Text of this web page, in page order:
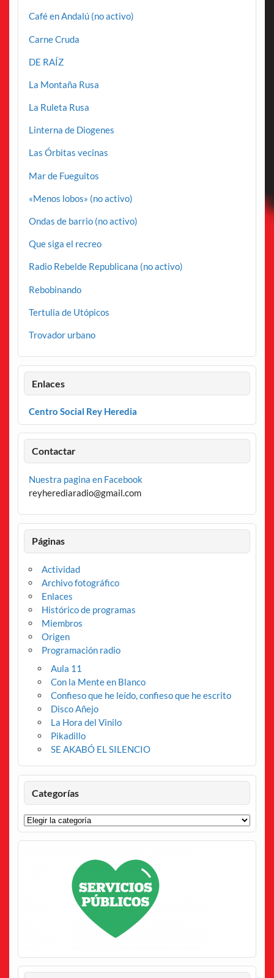
Café en Andalú (no activo)
Carne Cruda
DE RAÍZ
La Montaña Rusa
La Ruleta Rusa
Linterna de Diogenes
Las Órbitas vecinas
Mar de Fueguitos
«Menos lobos» (no activo)
Ondas de barrio (no activo)
Que siga el recreo
Radio Rebelde Republicana (no activo)
Rebobinando
Tertulia de Utópicos
Trovador urbano
Enlaces
Centro Social Rey Heredia
Contactar
Nuestra pagina en Facebook
reyherediaradio@gmail.com
Páginas
Actividad
Archivo fotográfico
Enlaces
Histórico de programas
Miembros
Origen
Programación radio
Aula 11
Con la Mente en Blanco
Confieso que he leído, confieso que he escrito
Disco Añejo
La Hora del Vinilo
Pikadillo
SE AKABÓ EL SILENCIO
Categorías
Categorías